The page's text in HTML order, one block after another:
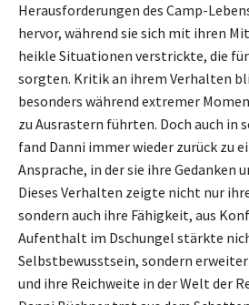
Herausforderungen des Camp-
hervor, während sie sich mit ihren
heikle Situationen verstrickte, die
sorgten. Kritik an ihrem Verhalten
besonders während extremer
zu Ausrastern führten. Doch auch in
fand Danni immer wieder zurück zu
Ansprache, in der sie ihre Gedanken
Dieses Verhalten zeigte nicht nur
sondern auch ihre Fähigkeit, aus
Aufenthalt im Dschungel stärkte
Selbstbewusstsein, sondern
und ihre Reichweite in der Welt der